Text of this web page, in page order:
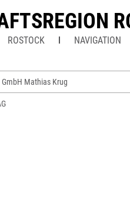
ROSTOCK NAVIGATION
Mathias Krug